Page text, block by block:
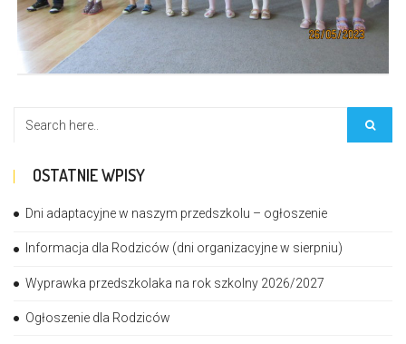
OSTATNIE WPISY
Dni adaptacyjne w naszym przedszkolu – ogłoszenie
Informacja dla Rodziców (dni organizacyjne w sierpniu)
Wyprawka przedszkolaka na rok szkolny 2026/2027
Ogłoszenie dla Rodziców